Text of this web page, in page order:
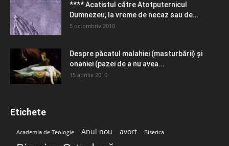
**** Acatistul către Atotputernicul
Dumnezeu, la vreme de necaz sau de...
5 octombrie 2010
Despre păcatul malahiei (masturbării) şi
onaniei (pazei de a nu avea...
15 aprilie 2010
Etichete
Academia de Teologie Anul nou avort Biserica